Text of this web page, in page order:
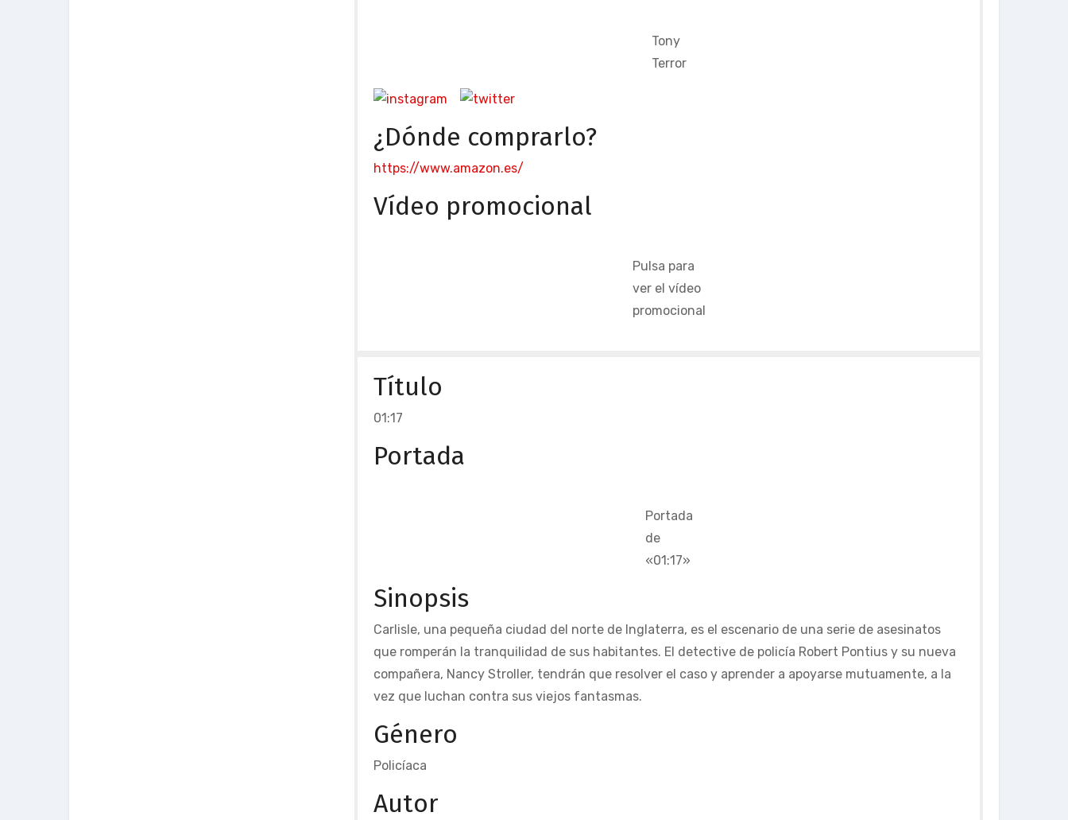
Tony
Terror
¿Dónde comprarlo?
https://www.amazon.es/
Vídeo promocional
Pulsa para
ver el vídeo
promocional
Título
01:17
Portada
Portada
de
«01:17»
Sinopsis
Carlisle, una pequeña ciudad del norte de Inglaterra, es el escenario de una serie de asesinatos
que romperán la tranquilidad de sus habitantes. El detective de policía Robert Pontius y su nueva
compañera, Nancy Stroller, tendrán que resolver el caso y aprender a apoyarse mutuamente, a la
vez que luchan contra sus viejos fantasmas.
Género
Policíaca
Autor